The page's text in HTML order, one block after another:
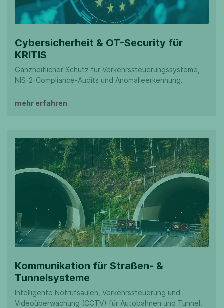
Cybersicherheit & OT-Security für
KRITIS
Ganzheitlicher Schutz für Verkehrssteuerungssysteme,
NIS-2-Compliance-Audits und Anomalieerkennung.
mehr erfahren
Kommunikation für Straßen- &
Tunnelsysteme
Intelligente Notrufsäulen, Verkehrssteuerung und
Videoüberwachung (CCTV) für Autobahnen und Tunnel.